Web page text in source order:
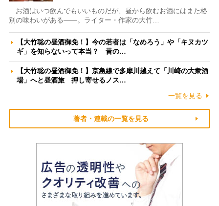
お酒はいつ飲んでもいいものだが、昼から飲むお酒にはまた格
別の味わいがある――。ライター・作家の大竹…
【大竹聡の昼酒御免！】今の若者は「なめろう」や「キヌカツ
ギ」を知らないって本当？ 昔の…
【大竹聡の昼酒御免！】京急線で多摩川越えて「川崎の大衆酒
場」へと昼酒旅 押し寄せるノス…
一覧を見る
著者・連載の一覧を見る